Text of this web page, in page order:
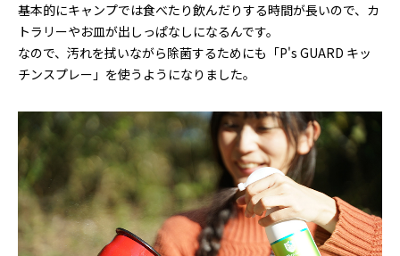
基本的にキャンプでは食べたり飲んだりする時間が長いので、カ
トラリーやお皿が出しっぱなしになるんです。
なので、汚れを拭いながら除菌するためにも「P's GUARD キッ
チンスプレー」を使うようになりました。